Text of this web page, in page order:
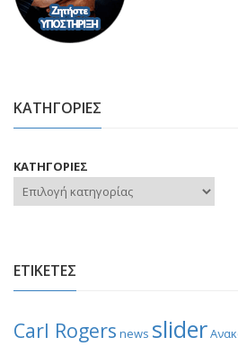
ΚΑΤΗΓΟΡΙΕΣ
ΚΑΤΗΓΟΡΙΕΣ
ΕΤΙΚΕΤΕΣ
Carl Rogers news slider